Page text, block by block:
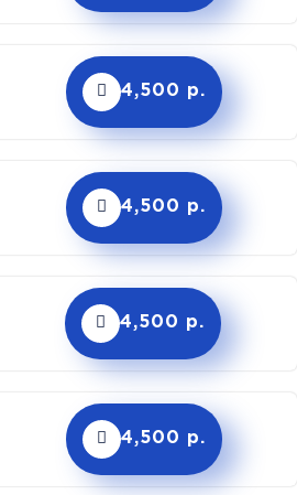
4,500 р.
4,500 р.
4,500 р.
4,500 р.